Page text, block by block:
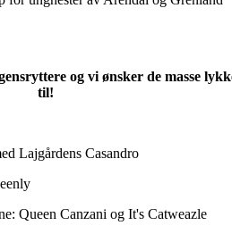
og vi ønsker de masse
til!
Lajgårdens Casandro
Queen Canzani og It's Catweazle